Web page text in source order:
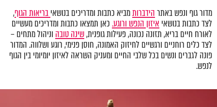
מדור גוף ונפש באתרהידברותמביא כתבות ומדריכים בנושאיבריאות הגוף,
לצד כתבות בנושאי איזון הנפש ורוגע.כאן תמצאו כתבות ומדריכים מעשיים
לאורח חיים בריא, תזונה נכונה, פעילות גופנית,שינה טובה וניהול מתחים –
לצד כלים רוחניים ורגשיים לחיזוק האמונה, חוסן פנימי, רוגע ושלווה. המדור
פונה לגברים ונשים בכל שלבי החיים ומעניק השראה לאיזון יומיומי בין הגוף
לנפש.